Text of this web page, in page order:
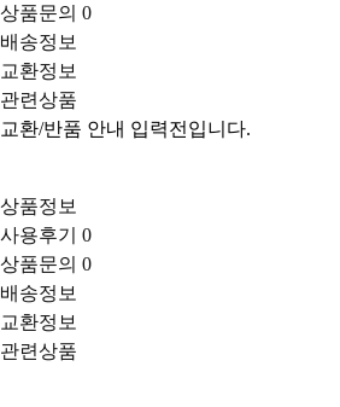
상품문의 0
배송정보
교환정보
관련상품
교환/반품 안내 입력전입니다.
상품정보
사용후기 0
상품문의 0
배송정보
교환정보
관련상품